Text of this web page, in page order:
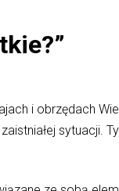
i obrzędach
sytuacji.